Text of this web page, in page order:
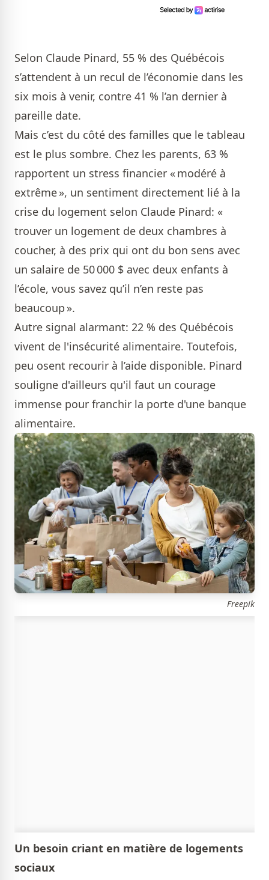
Selon Claude Pinard, 55 % des Québécois
s’attendent à un recul de l’économie dans les
six mois à venir, contre 41 % l’an dernier à
pareille date.
Mais c’est du côté des familles que le tableau
est le plus sombre. Chez les parents, 63 %
rapportent un stress financier « modéré à
extrême », un sentiment directement lié à la
crise du logement selon Claude Pinard: «
trouver un logement de deux chambres à
coucher, à des prix qui ont du bon sens avec
un salaire de 50 000 $ avec deux enfants à
l’école, vous savez qu’il n’en reste pas
beaucoup ».
Autre signal alarmant: 22 % des Québécois
vivent de l'insécurité alimentaire. Toutefois,
peu osent recourir à l’aide disponible. Pinard
souligne d'ailleurs qu'il faut un courage
immense pour franchir la porte d'une banque
alimentaire.
Freepik
Un besoin criant en matière de logements
sociaux